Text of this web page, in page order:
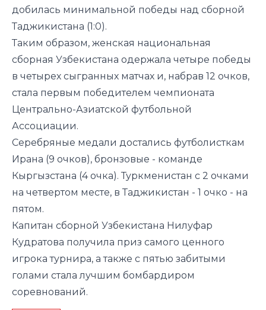
добилась минимальной победы над сборной
Таджикистана (1:0).
Таким образом, женская национальная
сборная Узбекистана одержала четыре победы
в четырех сыгранных матчах и, набрав 12 очков,
стала первым победителем чемпионата
Центрально-Азиатской футбольной
Ассоциации.
Серебряные медали достались футболисткам
Ирана (9 очков), бронзовые - команде
Кыргызстана (4 очка). Туркменистан с 2 очками
на четвертом месте, в Таджикистан - 1 очко - на
пятом.
Капитан сборной Узбекистана Нилуфар
Кудратова получила приз самого ценного
игрока турнира, а также с пятью забитыми
голами стала лучшим бомбардиром
соревнований.